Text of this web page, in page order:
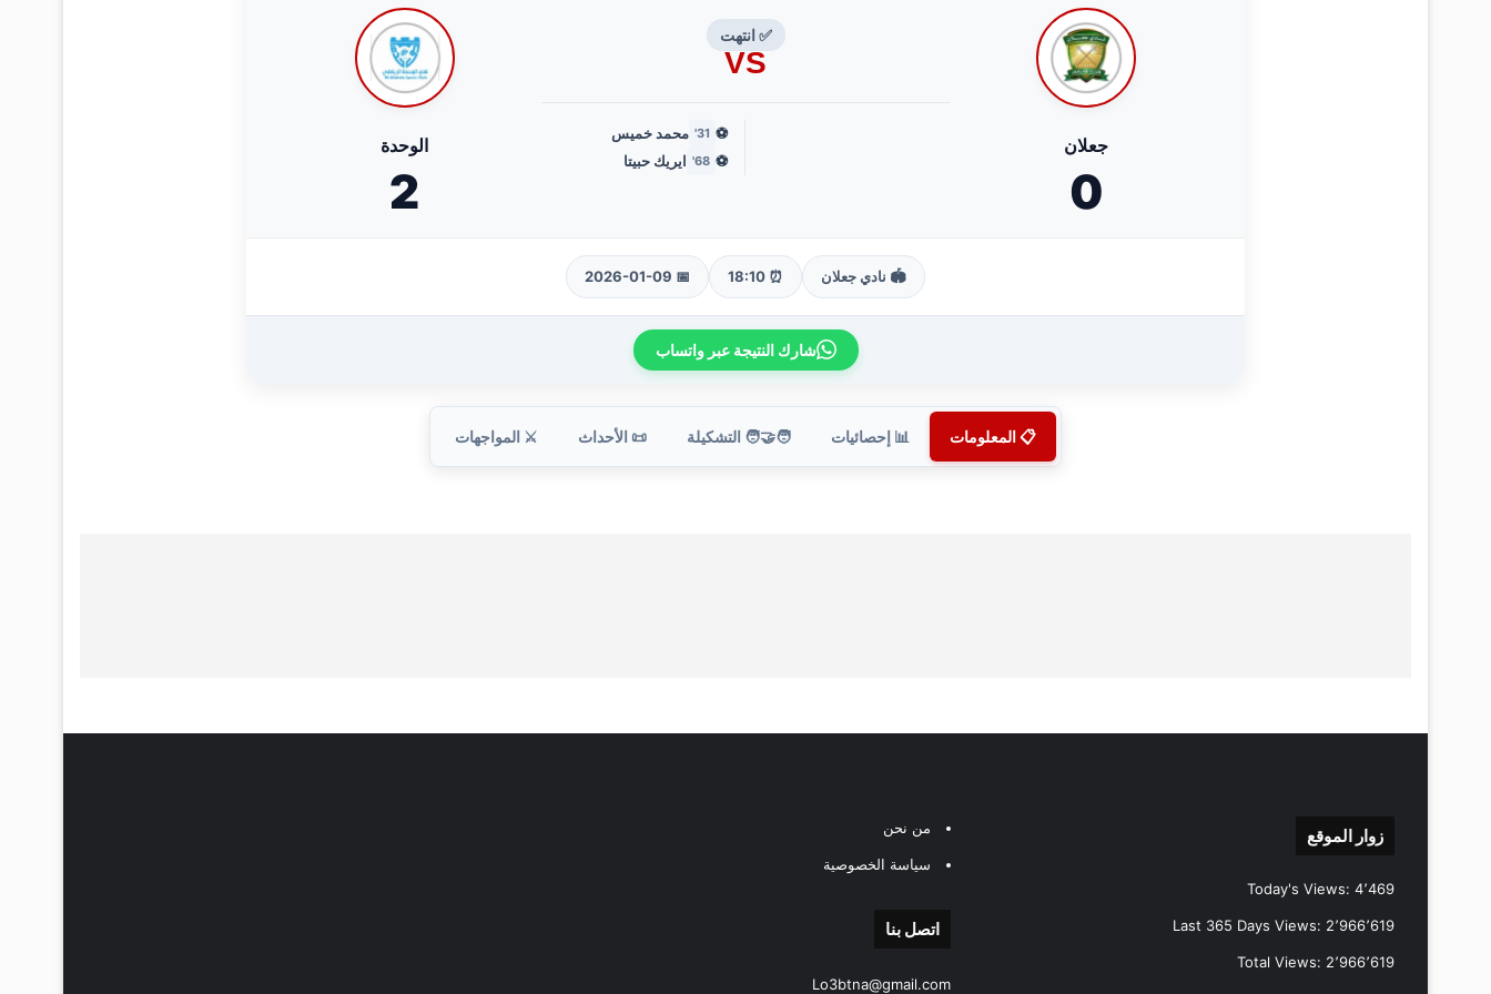
جعلان
0
✅ انتهت
VS
⚽
31' محمد خميس
⚽
68' ايريك حبيتا
الوحدة
2
🏟️ نادي جعلان ⏰ 18:10
📅 2026-01-09
شارك النتيجة عبر واتساب
📋 المعلومات 📊 إحصائيات 🧑‍🤝‍🧑 التشكيلة 📜 الأحداث ⚔️ المواجهات
زوار الموقع
Today's Views: 4٬469
Last 365 Days Views: 2٬966٬619
Total Views: 2٬966٬619
من نحن
سياسة الخصوصية
اتصل بنا
Lo3btna@gmail.com